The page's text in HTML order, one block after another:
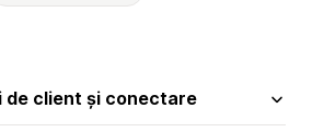
de client și conectare